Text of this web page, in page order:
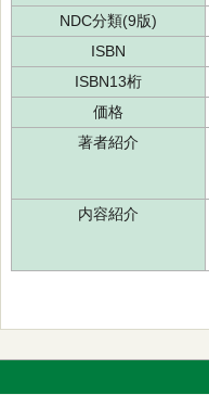
NDC分類(9版)
ISBN
ISBN13桁
価格
著者紹介
内容紹介